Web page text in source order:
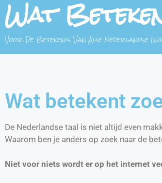
Wat
Voor De Betekenis Van Alle Nederlandse
Wat betekent
De Nederlandse taal is niet altijd even
Waarom ben je anders op zoek naar de
Niet voor niets wordt er op het internet